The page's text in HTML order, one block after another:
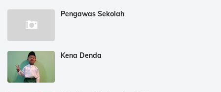
Pengawas Sekolah
Kena Denda